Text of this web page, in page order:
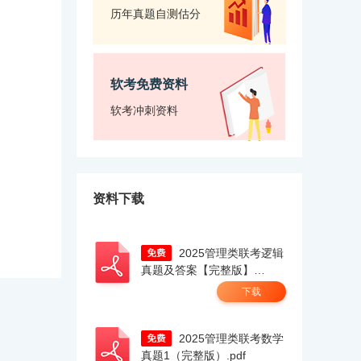
历年真题自测估分
软考免费资料
软考冲刺资料
资料下载
真题及答案【完整版】
下载
真题1（完整版）.pdf